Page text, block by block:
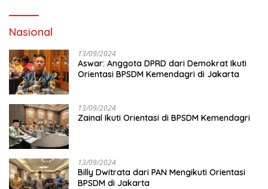
Nasional
13/09/2024
Aswar: Anggota DPRD dari Demokrat Ikuti
Orientasi BPSDM Kemendagri di Jakarta
13/09/2024
Zainal Ikuti Orientasi di BPSDM Kemendagri
13/09/2024
Billy Dwitrata dari PAN Mengikuti Orientasi
BPSDM di Jakarta